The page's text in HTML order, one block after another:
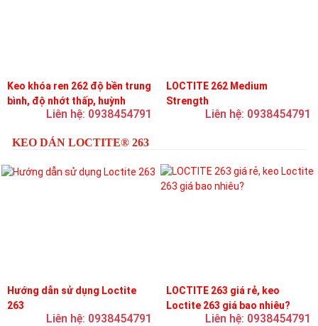
Keo khóa ren 262 độ bền trung
bình, độ nhớt thấp, huỳnh
Liên hệ: 0938454791
LOCTITE 262 Medium
Strength
Liên hệ: 0938454791
KEO DÁN LOCTITE® 263
Hướng dẫn sử dụng Loctite
263
Liên hệ: 0938454791
LOCTITE 263 giá rẻ, keo
Loctite 263 giá bao nhiêu?
Liên hệ: 0938454791